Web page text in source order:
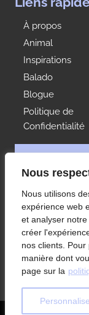
Nous
Nous utilisons
expérience web
et analyser
créer
nos clients.
manière dont
page sur la
À propos
Animal
Inspirations
Balado
Blogue
Politique de
Confidentialité
À votre
Range est
maison à